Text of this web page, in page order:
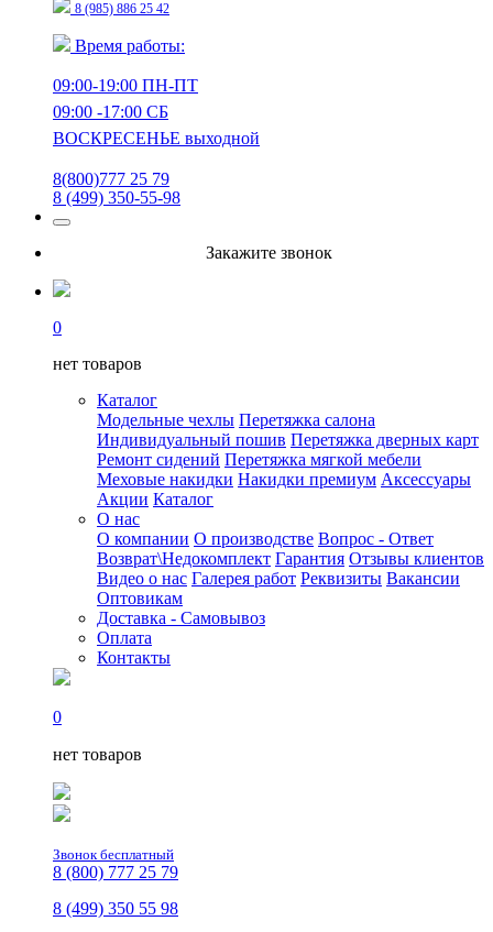
8 (985) 886 25 42
Время работы:
09:00-19:00 ПН-ПТ
09:00 -17:00 СБ
ВОСКРЕСЕНЬЕ выходной
8(800)777 25 79
8 (499) 350-55-98
Закажите звонок
0
нет товаров
Каталог
Модельные чехлы Перетяжка салона
Индивидуальный пошив Перетяжка дверных карт
Ремонт сидений Перетяжка мягкой мебели
Меховые накидки Накидки премиум Аксессуары
Акции Каталог
О нас
О компании О производстве Вопрос - Ответ
Возврат\Недокомплект Гарантия Отзывы клиентов
Видео о нас Галерея работ Реквизиты Вакансии
Оптовикам
Доставка - Самовывоз
Оплата
Контакты
0
нет товаров
Звонок бесплатный
8 (800) 777 25 79
8 (499) 350 55 98